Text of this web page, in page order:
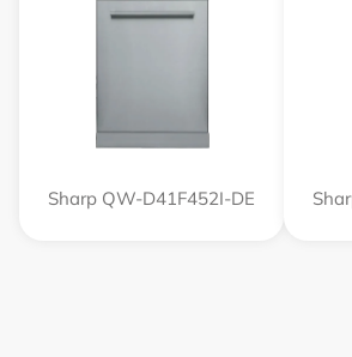
Sharp QW-D41F452I-DE